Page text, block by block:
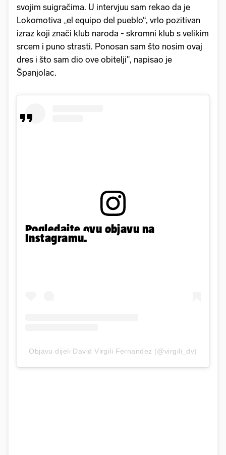
svojim suigračima. U intervjuu sam rekao da je
Lokomotiva „el equipo del pueblo“, vrlo pozitivan
izraz koji znači klub naroda - skromni klub s velikim
srcem i puno strasti. Ponosan sam što nosim ovaj
dres i što sam dio ove obitelji", napisao je
Španjolac.
Pogledajte ovu objavu na
Instagramu.
Objavu dijeli David Virgili Fernandez (@virgili_dv)